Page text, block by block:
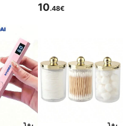
10.48€